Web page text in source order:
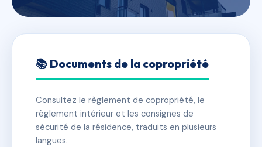
L'HORLOGE
✓ Immatriculée 🏠 18 lots 🏗 1 bâtiment(s)
📞 Contacter Syndic Digital
📚 Documents de la copropriété
Consultez le règlement de copropriété, le
règlement intérieur et les consignes de
sécurité de la résidence, traduits en plusieurs
langues.